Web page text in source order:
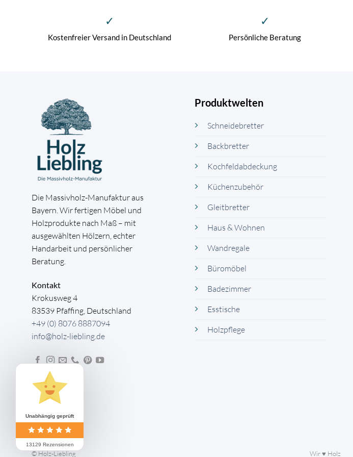
✓
Kostenfreier Versand in Deutschland
✓
Persönliche Beratung
Die Massivholz-Manufaktur aus
Bayern. Wir fertigen Möbel und
Holzprodukte nach Maß – mit
ausgewählten Hölzern, echter
Handarbeit und persönlicher
Beratung.
Kontakt
Krokusweg 4
83539 Pfaffing, Deutschland
+49 (0) 8076 8887094
info@holz-liebling.de
Produktwelten
Schneidebretter
Backbretter
Kochfeldabdeckung
Küchenzubehör
Gleitbretter
Haus & Wohnen
Wandregale
Büromöbel
Badezimmer
Esstische
Holzpflege
© Holz-Liebling Wir ♥ Holz
Unabhängig geprüft
13129 Rezensionen